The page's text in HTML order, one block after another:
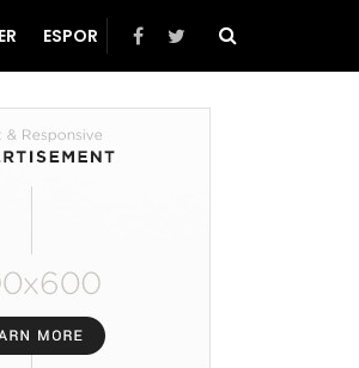
ESPOR